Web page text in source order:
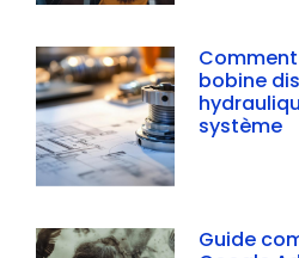
bobine
système
Guide